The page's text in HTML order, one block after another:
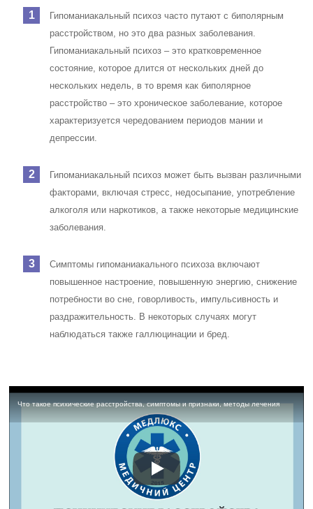
Гипоманиакальный психоз часто путают с биполярным
расстройством, но это два разных заболевания.
Гипоманиакальный психоз – это кратковременное
состояние, которое длится от нескольких дней до
нескольких недель, в то время как биполярное
расстройство – это хроническое заболевание, которое
характеризуется чередованием периодов мании и
депрессии.
Гипоманиакальный психоз может быть вызван различными
факторами, включая стресс, недосыпание, употребление
алкоголя или наркотиков, а также некоторые медицинские
заболевания.
Симптомы гипоманиакального психоза включают
повышенное настроение, повышенную энергию, снижение
потребности во сне, говорливость, импульсивность и
раздражительность. В некоторых случаях могут
наблюдаться также галлюцинации и бред.
Что такое психические расстройства, симптомы и признаки, методы лечения